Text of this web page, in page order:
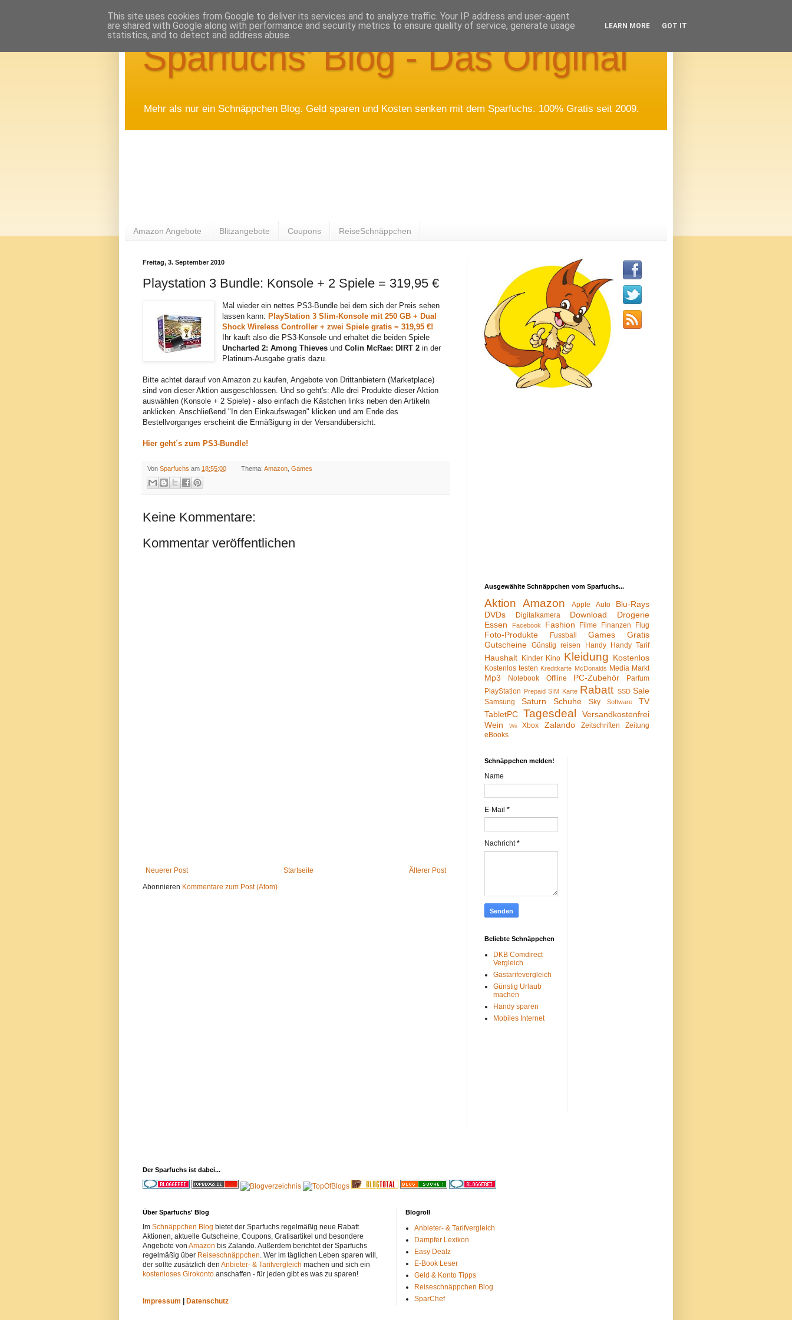
Sparfuchs' Blog - Das Original
Mehr als nur ein Schnäppchen Blog. Geld sparen und Kosten senken mit dem Sparfuchs. 100% Gratis seit 2009.
Amazon Angebote Blitzangebote Coupons ReiseSchnäppchen
Freitag, 3. September 2010
Playstation 3 Bundle: Konsole + 2 Spiele = 319,95 €
Mal wieder ein nettes PS3-Bundle bei dem sich der Preis sehen
lassen kann: PlayStation 3 Slim-Konsole mit 250 GB + Dual
Shock Wireless Controller + zwei Spiele gratis = 319,95 €!
Ihr kauft also die PS3-Konsole und erhaltet die beiden Spiele
Uncharted 2: Among Thieves undColin McRae: DIRT 2 in der
Platinum-Ausgabe gratis dazu.
Bitte achtet darauf von Amazon zu kaufen, Angebote von Drittanbietern (Marketplace)
sind von dieser Aktion ausgeschlossen. Und so geht's: Alle drei Produkte dieser Aktion
auswählen (Konsole + 2 Spiele) - also einfach die Kästchen links neben den Artikeln
anklicken. Anschließend "In den Einkaufswagen" klicken und am Ende des
Bestellvorganges erscheint die Ermäßigung in der Versandübersicht.
Hier geht´s zum PS3-Bundle!
Von Sparfuchs am 18:55:00 Thema: Amazon, Games
Keine Kommentare:
Kommentar veröffentlichen
Neuerer Post Älterer Post
Startseite
Abonnieren Kommentare zum Post (Atom)
Ausgewählte Schnäppchen vom Sparfuchs...
Aktion Amazon Apple Auto
Blu-Rays
DVDs
Digitalkamera Download
Drogerie
Essen
Facebook Fashion Filme Finanzen Flug
Foto-Produkte Fussball Games
Gratis
Gutscheine Günstig reisen Handy Handy Tarif
Haushalt Kinder Kino Kleidung Kostenlos
Kostenlos testen Kreditkarte McDonalds Media Markt
Mp3 Notebook Offline PC-Zubehör
Parfum
PlayStation Prepaid SIM Karte Rabatt SSD Sale
Samsung Saturn Schuhe Sky Software
TV
TabletPC Tagesdeal
Versandkostenfrei
Wein
Wii Xbox Zalando Zeitschriften
Zeitung
eBooks
Schnäppchen melden!
Name
E-Mail *
Nachricht*
Beliebte Schnäppchen
DKB Comdirect
Vergleich
Gastarifevergleich
Günstig Urlaub
machen
Handy sparen
Mobiles Internet
Der Sparfuchs ist dabei...
Über Sparfuchs' Blog
Im Schnäppchen Blog bietet der Sparfuchs regelmäßig neue Rabatt
Aktionen, aktuelle Gutscheine, Coupons, Gratisartikel und besondere
Angebote von Amazon bis Zalando. Außerdem berichtet der Sparfuchs
regelmäßig über Reiseschnäppchen. Wer im täglichen Leben sparen will,
der sollte zusätzlich den Anbieter- & Tarifvergleich machen und sich ein
kostenloses Girokonto anschaffen - für jeden gibt es was zu sparen!
Impressum Datenschutz
Blogroll
Anbieter- & Tarifvergleich
Dampfer Lexikon
Easy Dealz
E-Book Leser
Geld & Konto Tipps
Reiseschnäppchen Blog
SparChef
This site uses cookies from Google to deliver its services and to analyze traffic. Your IP address and user-agent
are shared with Google along with performance and security metrics to ensure quality of service, generate usage
statistics, and to detect and address abuse.
LEARN MORE GOT IT